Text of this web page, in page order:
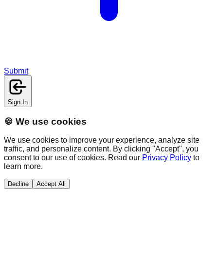
Submit
Sign In
🍪 We use cookies
We use cookies to improve your experience, analyze site
traffic, and personalize content. By clicking "Accept", you
consent to our use of cookies. Read our Privacy Policy to
learn more.
Decline Accept All